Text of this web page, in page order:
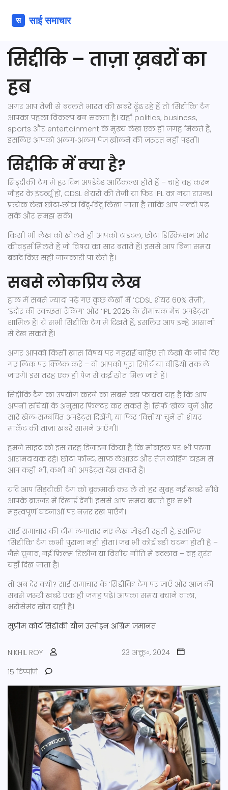
सिद्दीकि – ताज़ा ख़बरों का
हब
अगर आप तेज़ी से बदलते भारत की खबरें ढूँढ रहे हैं तो ‘सिद्दीकि’ टैग
आपका पहला विकल्प बन सकता है। यहाँ politics, business,
sports और entertainment के मुख्य लेख एक ही जगह मिलते हैं,
इसलिए आपको अलग‑अलग पेज खोलने की जरूरत नहीं पड़ती।
सिद्दीकि में क्या है?
सिड़्दीकी टैग में हर दिन अपडेटेड आर्टिकल्स होते हैं – चाहे वह करन
जौहर के इंटर्व्यू हों, CDSL शेयरों की तेज़ी या फिर IPL का नया राउन्ड।
प्रत्येक लेख छोटा‑छोटा बिंदु‑बिंदु लिखा जाता है ताकि आप जल्दी पढ़
सकें और समझ सकें।
किसी भी लेख को खोलते ही आपको टाइटल, छोटा डिस्क्रिप्शन और
कीवर्ड्स मिलते हैं जो विषय का सार बताते हैं। इससे आप बिना समय
बर्बाद किए सही जानकारी पा लेते हैं।
सबसे लोकप्रिय लेख
हाल में सबसे ज्यादा पढ़े गए कुछ लेखों में ‘CDSL शेयर 60% तेज़ी’,
‘इंदौर की स्वच्छता रैंकिंग’ और ‘IPL 2025 के रोमांचक मैच अपडेट्स’
शामिल हैं। ये सभी सिद्दीकि टैग में दिखते हैं, इसलिए आप इन्हें आसानी
से देख सकते हैं।
अगर आपको किसी ख़ास विषय पर गहराई चाहिए तो लेखों के नीचे दिए
गए लिंक पर क्लिक करें – वो आपको पूरा रिपोर्ट या वीडियो तक ले
जाएंगे। इस तरह एक ही पेज से कई स्रोत मिल जाते हैं।
सिद्दीकि टैग का उपयोग करने का सबसे बड़ा फायदा यह है कि आप
अपनी रुचियों के अनुसार फ़िल्टर कर सकते हैं। सिर्फ़ ‘खेल’ चुनें और
सारे खेल‑सम्बंधित अपडेट्स दिखेंगे, या फिर ‘वित्तीय’ चुनें तो शेयर
मार्केट की ताज़ा खबरें सामने आएँगी।
हमने साइट को इस तरह डिज़ाइन किया है कि मोबाइल पर भी पढ़ना
आरामदायक रहे। छोटा फॉन्ट, साफ़ लेआउट और तेज़ लोडिंग टाइम से
आप कहीं भी, कभी भी अपडेट्स देख सकते हैं।
यदि आप सिड़्दीकी टैग को बुकमार्क कर लें तो हर सुबह नई खबरें सीधे
आपके ब्राउज़र में दिखाई देंगी। इससे आप समय बचाते हुए सभी
महत्वपूर्ण घटनाओं पर नज़र रख पाएँगे।
साई समाचार की टीम लगातार नए लेख जोड़ती रहती है, इसलिए
‘सिद्दीकि’ टैग कभी पुराना नहीं होता। जब भी कोई बड़ी घटना होती है –
जैसे चुनाव, नई फ़िल्म रिलीज़ या वित्तीय नीति में बदलाव – वह तुरंत
यहाँ दिख जाता है।
तो अब देर क्यों? साई समाचार के ‘सिद्दीकि’ टैग पर जाएँ और आज की
सबसे ज़रूरी खबरें एक ही जगह पढ़ें। आपका समय बचाने वाला,
भरोसेमंद स्रोत यही है।
सुप्रीम कोर्ट सिद्दीकी यौन उत्पीड़न अग्रिम जमानत
NIKHIL ROY
23 अक्तू॰, 2024
15 टिप्पणि